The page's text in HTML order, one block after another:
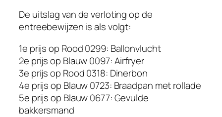
De uitslag van de verloting op de
entreebewijzen is als volgt:
1e prijs op Rood 0299: Ballonvlucht
2e prijs op Blauw 0097: Airfryer
3e prijs op Rood 0318: Dinerbon
4e prijs op Blauw 0723: Braadpan met rollade
5e prijs op Blauw 0677: Gevulde
bakkersmand